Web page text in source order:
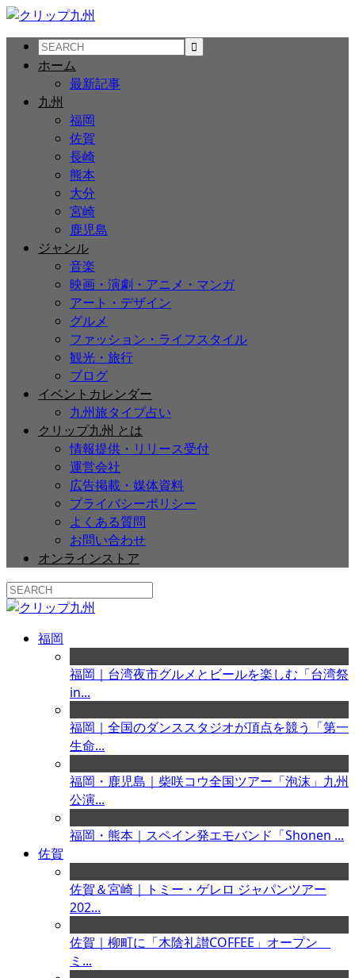
ホーム
最新記事
九州
福岡
佐賀
長崎
熊本
大分
宮崎
鹿児島
ジャンル
音楽
映画・演劇・アニメ・マンガ
アート・デザイン
グルメ
ファッション・ライフスタイル
観光・旅行
ブログ
イベントカレンダー
九州旅タイプ占い
クリップ九州 とは
情報提供・リリース受付
運営会社
広告掲載・媒体資料
プライバシーポリシー
よくある質問
お問い合わせ
オンラインストア
福岡
福岡｜台湾夜市グルメとビールを楽しむ「台湾祭
in...
福岡｜全国のダンススタジオが頂点を競う「第一
生命...
福岡・鹿児島｜柴咲コウ全国ツアー「泡沫」九州
公演...
福岡・熊本｜スペイン発エモバンド「Shonen ...
佐賀
佐賀＆宮崎｜トミー・ゲレロ ジャパンツアー
202...
佐賀｜柳町に「木陰礼讃COFFEE」オープン
ミ...